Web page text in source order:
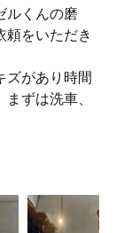
ルくんの磨
頼をいただき
ズがあり時間
ずは洗車、